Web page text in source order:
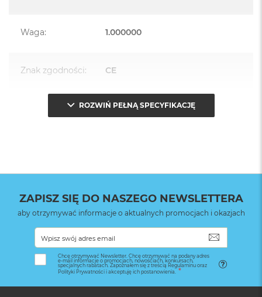
Waga: 1.000000
Znak zgodności: CE
Opakowanie
(pudełko):
Serwisowe
ROZWIŃ PEŁNĄ SPECYFIKACJĘ
ZAPISZ SIĘ DO NASZEGO NEWSLETTERA
aby otrzymywać informacje o aktualnych promocjach i okazjach
Chcę otrzymywać Newsletter. Chcę otrzymywać na podany adres
e-mail informacje o promocjach, nowościach, konkursach,
specjalnych rabatach. Zapoznałem się z treścią Regulaminu oraz
Polityki Prywatności i akceptuję ich postanowienia.